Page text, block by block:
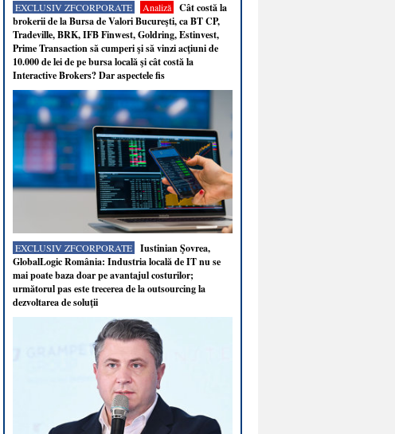
EXCLUSIV ZFCORPORATE Analiză
Cât costă la
brokerii de la Bursa de Valori Bucureşti, ca BT CP,
Tradeville, BRK, IFB Finwest, Goldring, Estinvest,
Prime Transaction să cumperi şi să vinzi acţiuni de
10.000 de lei de pe bursa locală şi cât costă la
Interactive Brokers? Dar aspectele fis
EXCLUSIV ZFCORPORATE
Iustinian Şovrea,
GlobalLogic România: Industria locală de IT nu se
mai poate baza doar pe avantajul costurilor;
următorul pas este trecerea de la outsourcing la
dezvoltarea de soluţii